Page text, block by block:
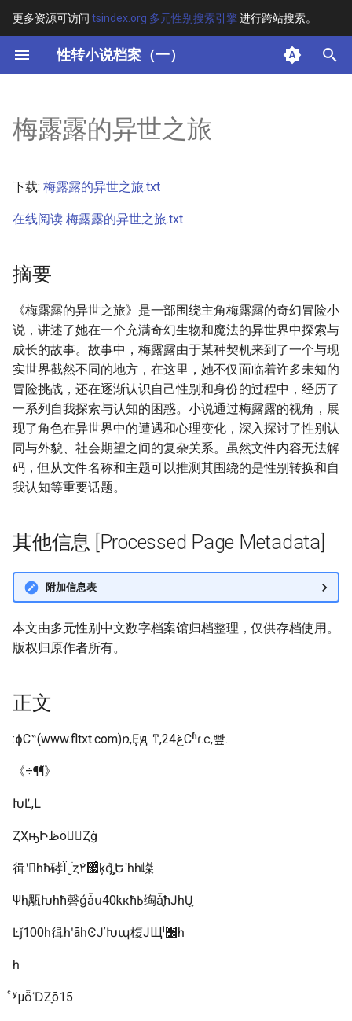
更多资源可访问 tsindex.org 多元性别搜索引擎进行跨站搜索。
性转小说档案（一）
键
开
搜
索
其他信息 [Processed Page
梅露露的异世之旅
下载: 梅露露的异世之旅.txt
在线阅读 梅露露的异世之旅.txt
摘要
《梅露露的异世之旅》是一部围绕主角梅露露的奇幻冒险小
说，讲述了她在一个充满奇幻生物和魔法的异世界中探索与
成长的故事。故事中，梅露露由于某种契机来到了一个与现
实世界截然不同的地方，在这里，她不仅面临着许多未知的
冒险挑战，还在逐渐认识自己性别和身份的过程中，经历了
一系列自我探索与认知的困惑。小说通过梅露露的视角，展
现了角色在异世界中的遭遇和心理变化，深入探讨了性别认
同与外貌、社会期望之间的复杂关系。虽然文件内容无法解
码，但从文件名称和主题可以推测其围绕的是性别转换和自
我认知等重要话题。
其他信息 [Processed Page Metadata]
附加信息表
本文由多元性别中文数字档案馆归档整理，仅供存档使用。
版权归原作者所有。
正文
:ɸС˵(www.fltxt.com)ռ,Ȩԭߺͳ,غ24Сʱɾ.ϲ,빺.
《÷¶¶֮》
ԽĽָ,Լ
ȤӣҲԣԻظöȤġ
㣬ʹ񶪵һħ硣Ϊ˷ֹȥܿ޷ͨ۲ķܶȡ֣Եʹһһ嵥
Ψһ֪㼴Խһħ磬ǵǡս40kĸħ߿绹ǡֵָħͿһŲ֪
Ŀǰ100һ㣬һʹãһϾͿʼԽպ椱ͿЩˡ׼һ
һ
ͨʸμȫʿǱָõ15